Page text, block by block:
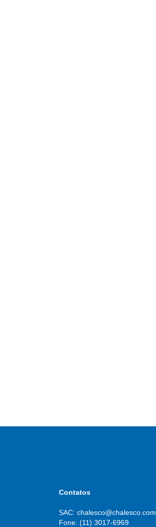
Contatos
SAC:
Fone: (11) 3017-6969